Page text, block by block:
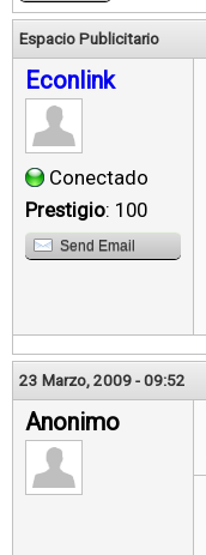
Espacio Publicitario
Econlink
Conectado
Prestigio: 100
Send Email
23 Marzo, 2009 - 09:52
Anonimo